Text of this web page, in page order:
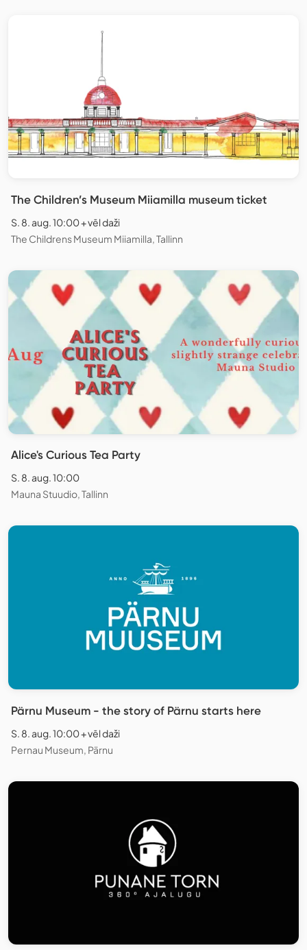
The Children’s Museum Miiamilla museum ticket
S. 8. aug. 10:00 + vēl daži
The Childrens Museum Miiamilla, Tallinn
Alice's Curious Tea Party
S. 8. aug. 10:00
Mauna Stuudio, Tallinn
Pärnu Museum - the story of Pärnu starts here
S. 8. aug. 10:00 + vēl daži
Pernau Museum, Pärnu